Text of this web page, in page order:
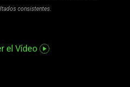
consistentes.
el Vídeo